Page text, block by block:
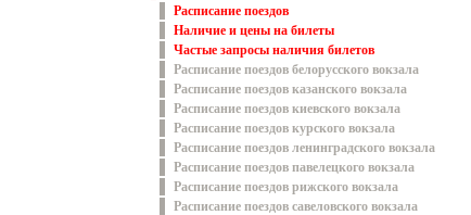
Расписание поездов
Наличие и цены на билеты
Частые запросы наличия билетов
Расписание поездов белорусского вокзала
Расписание поездов казанского вокзала
Расписание поездов киевского вокзала
Расписание поездов курского вокзала
Расписание поездов ленинградского вокзала
Расписание поездов павелецкого вокзала
Расписание поездов рижского вокзала
Расписание поездов савеловского вокзала